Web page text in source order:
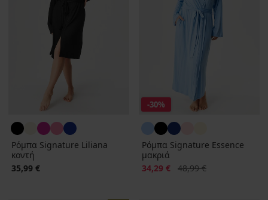
Ρόμπα Signature Liliana
κοντή
35,99 €
-30%
Ρόμπα Signature Essence
μακριά
Έκπτωση
34,29 € Αρχική τιμή
48,99 €